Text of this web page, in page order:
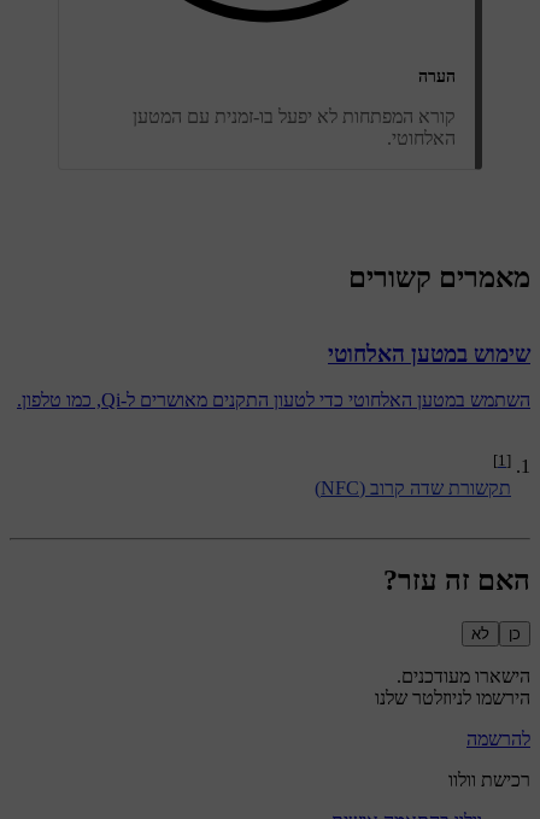
הערה
קורא המפתחות לא יפעל בו-זמנית עם המטען
האלחוטי.
[1]
תקשורת שדה קרוב (NFC)
מאמרים קשורים
שימוש במטען האלחוטי
השתמש במטען האלחוטי כדי לטעון התקנים מאושרים ל-Qi, כמו טלפון.
האם זה עזר?
כן לא